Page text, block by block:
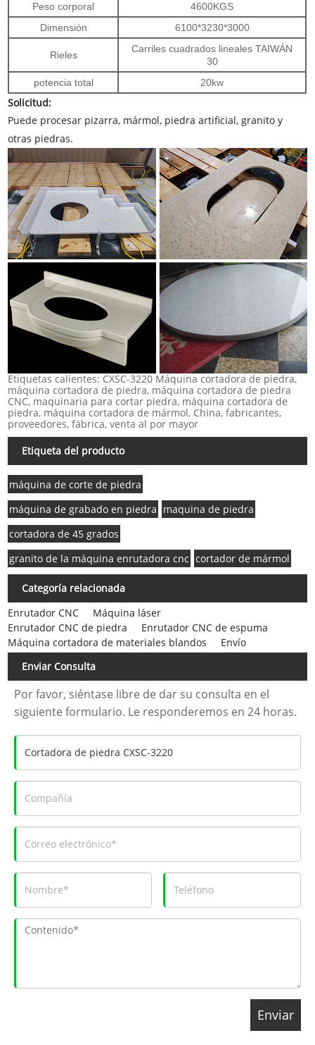
Peso corporal
4600KGS
Dimensión
6100*3230*3000
Rieles
Carriles cuadrados lineales TAIWÁN
30
potencia total
20kw
Solicitud:
Puede procesar pizarra, mármol, piedra artificial, granito y
otras piedras.
Etiquetas calientes: CXSC-3220 Máquina cortadora de piedra,
máquina cortadora de piedra, máquina cortadora de piedra
CNC, maquinaria para cortar piedra, máquina cortadora de
piedra, máquina cortadora de mármol, China, fabricantes,
proveedores, fábrica, venta al por mayor
Etiqueta del producto
máquina de corte de piedra
máquina de grabado en piedra maquina de piedra
cortadora de 45 grados
granito de la máquina enrutadora cnc cortador de mármol
Categoría relacionada
Enrutador CNC
Máquina láser
Enrutador CNC de piedra
Enrutador CNC de espuma
Máquina cortadora de materiales blandos
Envío
Enviar Consulta
Por favor, siéntase libre de dar su consulta en el
siguiente formulario. Le responderemos en 24 horas.